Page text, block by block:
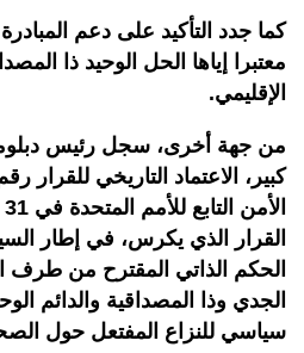
كما جدد التأكيد على دعم
معتبرا إياها الحل الوحيد ذا
الإقليمي.
من جهة أخرى، سجل رئيس
القرار الذي يكرس، في إطار
الحكم الذاتي المقترح من طرف
الجدي وذا المصداقية والدائم
سياسي للنزاع المفتعل حول